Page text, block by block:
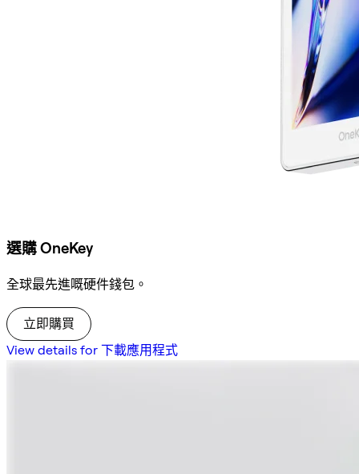
選購 OneKey
全球最先進嘅硬件錢包。
立即購買
View details for 下載應用程式